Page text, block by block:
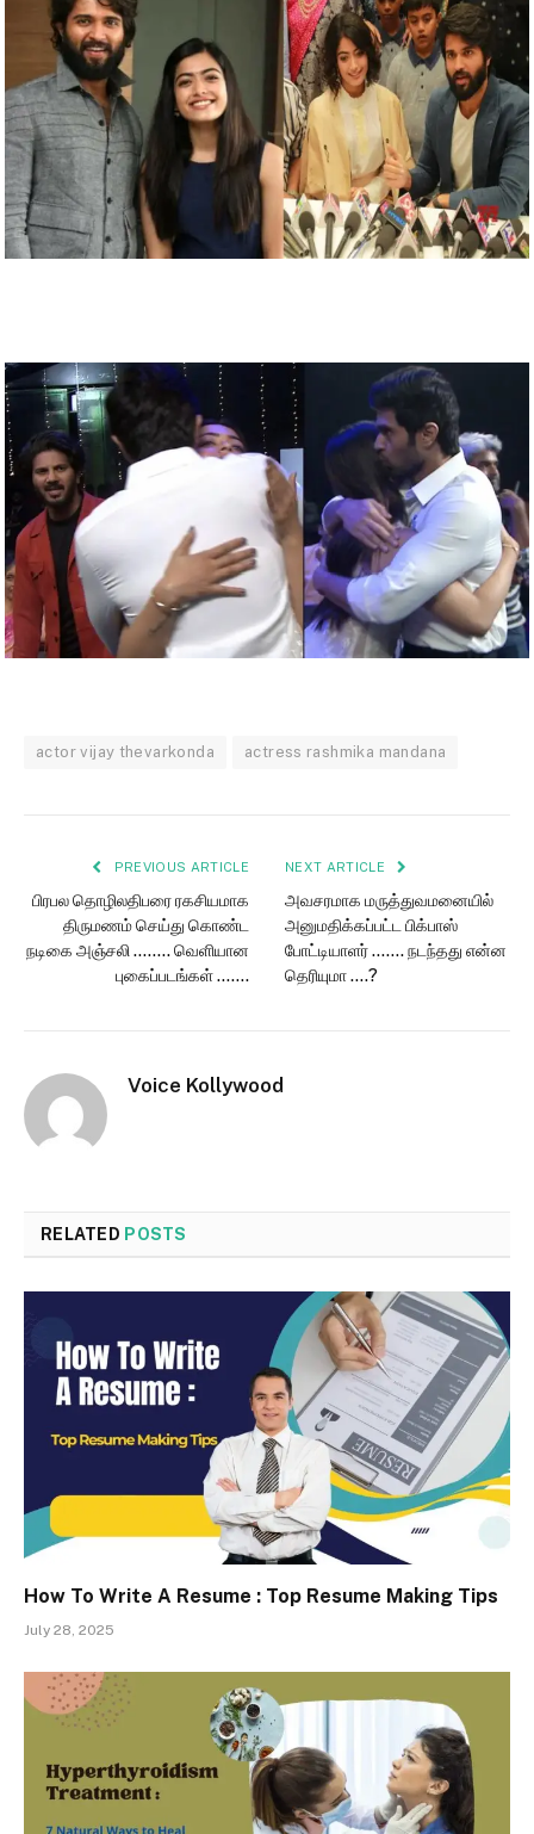
actor vijay thevarkonda actress rashmika mandana
PREVIOUS ARTICLE
பிரபல தொழிலதிபரை ரகசியமாக
திருமணம் செய்து கொண்ட
நடிகை அஞ்சலி …….. வெளியான
புகைப்படங்கள் …….
NEXT ARTICLE
அவசரமாக மருத்துவமனையில்
அனுமதிக்கப்பட்ட பிக்பாஸ்
போட்டியாளர் ……. நடந்தது என்ன
தெரியுமா ….?
Voice Kollywood
RELATED POSTS
How To Write A Resume : Top Resume Making Tips
July 28, 2025